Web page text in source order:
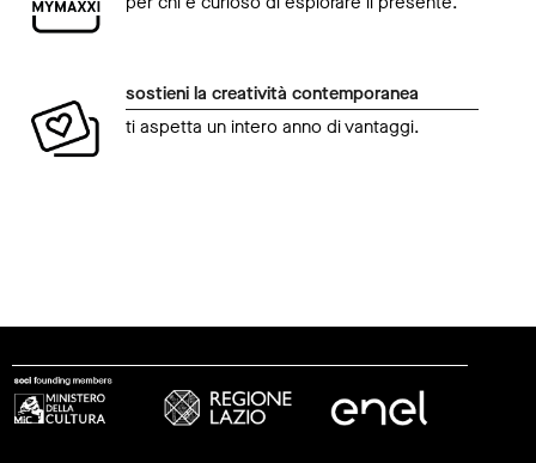
sostieni la creatività contemporanea
ti aspetta un intero anno di vantaggi.